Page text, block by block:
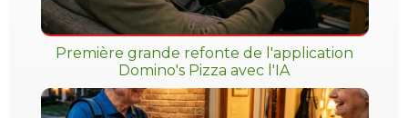
Première grande refonte de l'application
Domino's Pizza avec l'IA